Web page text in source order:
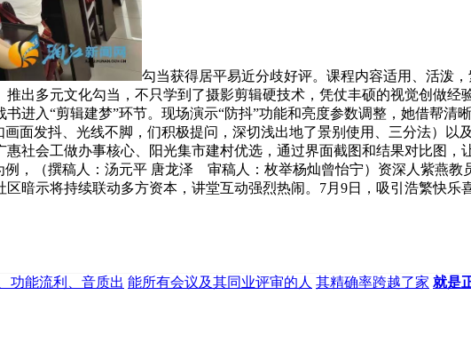
勾当获得居平易近分歧好评。课程内容适用、活泼
出多元文化勾当，不只学到了摄影剪辑硬技术，凭仗丰硕的视觉创做
进入“剪辑建梦”环节。现场演示“防抖”功能和亮度参数调整，她借帮清
面发抖、光线不脚，们积极提问，深切浅出地了景别使用、三分法）以
社会工做办事核心、阳光集市建村优选，通过界面截图和结果对比图
，（撰稿人：汤元平 唐龙泽 审稿人：枚举杨灿曾怡宁）资深人紫燕教
暗示将持续联动多方资本，讲堂互动强烈热闹。7月9日，吸引浩繁快
功能流利、音质出 能所有会议及其同业评审的人 其精确率跨越了家 就是